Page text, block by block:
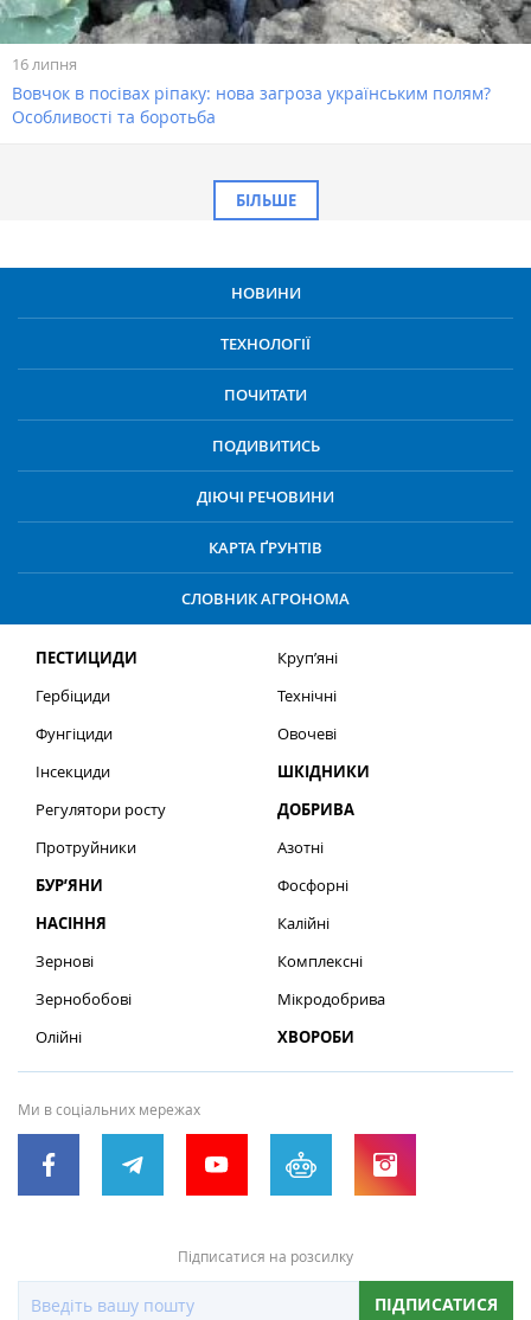
16 липня
Вовчок в посівах ріпаку: нова загроза українським полям?
Особливості та боротьба
БІЛЬШЕ
НОВИНИ
ТЕХНОЛОГІЇ
ПОЧИТАТИ
ПОДИВИТИСЬ
ДІЮЧІ РЕЧОВИНИ
КАРТА ҐРУНТІВ
СЛОВНИК АГРОНОМА
ПЕСТИЦИДИ
Гербіциди
Фунгіциди
Інсекциди
Регулятори росту
Протруйники
БУР’ЯНИ
НАСІННЯ
Зернові
Зернобобові
Олійні
Круп’яні
Технічні
Овочеві
ШКІДНИКИ
ДОБРИВА
Азотні
Фосфорні
Калійні
Комплексні
Мікродобрива
ХВОРОБИ
Ми в соціальних мережах
Підписатися на розсилку
ПІДПИСАТИСЯ